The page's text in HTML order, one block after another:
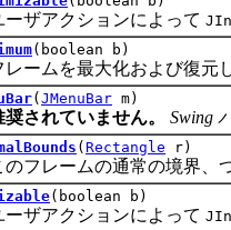
アクションによって
(boolean b)
ムを最大化および復元
( JMenuBar m)
奨されていません。 Swing
( Rectangle r)
レームの通常の境界、つ
(boolean b)
アクションによって